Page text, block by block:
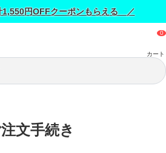
円OFFクーポンもらえる ／
カート
文手続き